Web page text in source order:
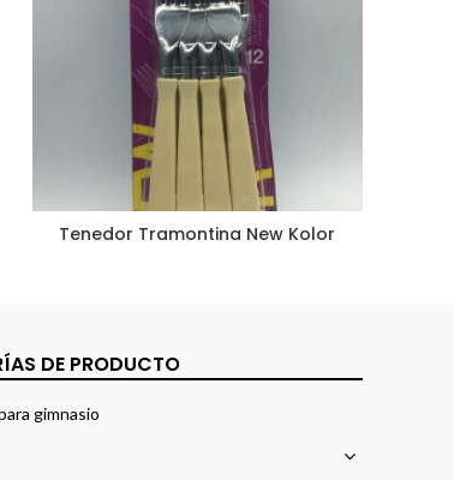
Tenedor Tramontina New Kolor
DE PRODUCTO
gimnasio